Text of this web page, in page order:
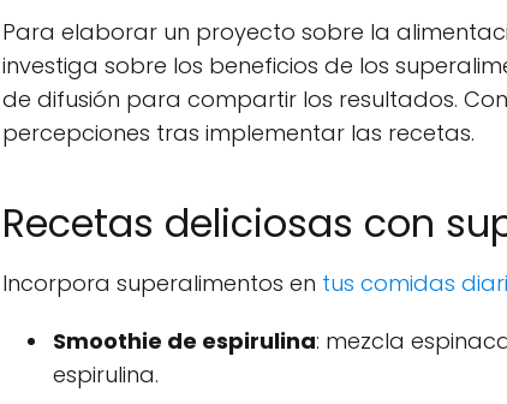
Para elaborar un proyecto sobre la
investiga sobre los beneficios de los
de difusión para compartir los resultados.
percepciones tras implementar las recetas.
Recetas deliciosas con
Incorpora superalimentos en tus comidas
Smoothie de espirulina: mezcla
espirulina.